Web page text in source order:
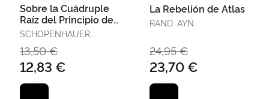
Sobre la Cuádruple
Raíz del Principio de
Razón Suficiente
SCHOPENHAUER,
13,50 €
12,83 €
La Rebelión de Atlas
RAND, AYN
24,95 €
23,70 €